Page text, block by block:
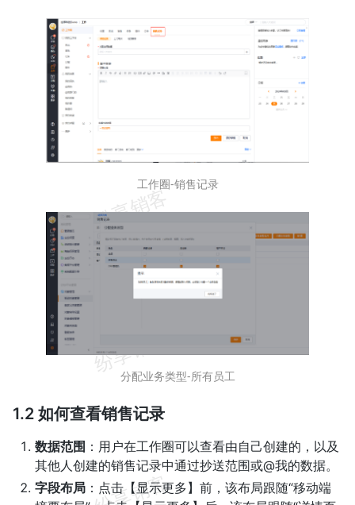
工作圈-销售记录
分配业务类型-所有员工
1.2 如何查看销售记录
数据范围 ：用户在工作圈可以查看由自己创建的，以及
其他人创建的销售记录中通过抄送范围或@我的数据。
字段布局 ：点击【显示更多】前，该布局跟随“移动端